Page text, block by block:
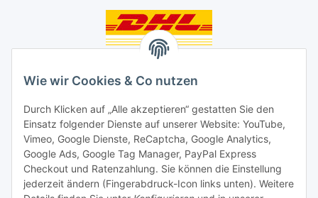
Wie wir Cookies & Co nutzen
Durch Klicken auf „Alle akzeptieren“ gestatten Sie den
Einsatz folgender Dienste auf unserer Website: YouTube,
Vimeo, Google Dienste, ReCaptcha, Google Analytics,
Google Ads, Google Tag Manager, PayPal Express
Checkout und Ratenzahlung. Sie können die Einstellung
jederzeit ändern (Fingerabdruck-Icon links unten). Weitere
Social Media
Unsere Dienstleistungen
Lampenreparatur
Lichtservice für Senioren